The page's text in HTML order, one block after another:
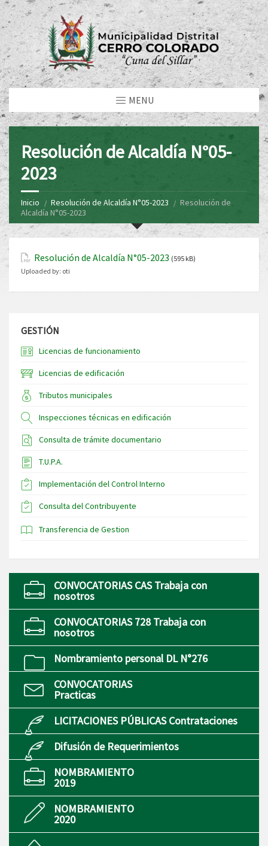
MENU
Resolución de Alcaldía N°05-
2023
Inicio Resolución de Alcaldía N°05-2023
Resolución de
Alcaldía N°05-2023
Resolución de Alcaldía N°05-2023 (595 kB)
Uploaded by: oti
GESTIÓN
Licencias de funcionamiento
Licencias de edificación
Tributos municipales
Inspecciones técnicas en edificación
Consulta de trámite documentario
T.U.P.A.
Implementación del Control Interno
Consulta del Contribuyente
Transferencia de Gestion
CONVOCATORIAS CAS Trabaja con
nosotros
CONVOCATORIAS 728 Trabaja con
nosotros
Nombramiento personal DL N°276
CONVOCATORIAS
Practicas
LICITACIONES PÚBLICAS Contrataciones
Difusión de Requerimientos
NOMBRAMIENTO
2019
NOMBRAMIENTO
2020